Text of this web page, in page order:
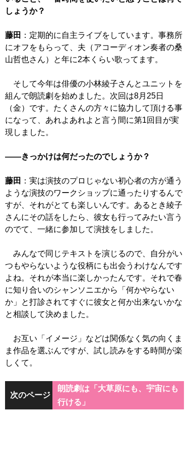
しょうか？
藤田 ：定期的に自主ライブをしています。事務所
にオフをもらって、夫（アコーディオン奏者の桑
山哲也さん）と年に2本くらい歌ってます。
そして今年は俳優の小林綾子さんとユニットを
組んで朗読劇を始めました。次回は8月25日
（金）です。たくさんの方々に協力して頂ける事
になって、あれよあれよと言う間に第1回目が実
現しました。
――きっかけは何だったのでしょうか？
藤田 ：実は演技のプロじゃない初心者の方が通う
ような演技のワークショップに通ったりするんで
すが、それがとても楽しいんです。あるとき綾子
さんにその話をしたら、彼女も行ってみたい言う
のでて、一緒に参加して演技をしました。
みんなで同じテキストを演じるので、自分がい
つもやらないような役柄にも出会うわけなんです
よね。それが本当に楽しかったんです。それで春
に知り合いのシャンソニエから「何かやらない
か」と打診されてすぐに彼女と何か出来ないかな
と相談して決めました。
お互い「イメージ」などは関係なく気の向くま
ま作品を選ぶんですが、試し読みをする時間が楽
しくて。
次のページ
朗読劇は「大草原にも、宇宙にも
行ける」